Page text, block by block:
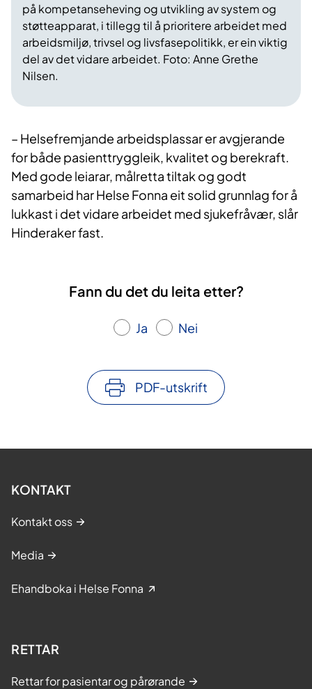
på kompetanseheving og utvikling av system og
støtteapparat, i tillegg til å prioritere arbeidet med
arbeidsmiljø, trivsel og livsfasepolitikk, er ein viktig
del av det vidare arbeidet. Foto: Anne Grethe
Nilsen.
– Helsefremjande arbeidsplassar er avgjerande
for både pasienttryggleik, kvalitet og berekraft.
Med gode leiarar, målretta tiltak og godt
samarbeid har Helse Fonna eit solid grunnlag for å
lukkast i det vidare arbeidet med sjukefråvær, slår
Hinderaker fast.
Fann du det du leita etter?
Ja Nei
PDF-utskrift
KONTAKT
Kontakt oss
Media
Ehandboka i Helse Fonna
RETTAR
Rettar for pasientar og pårørande